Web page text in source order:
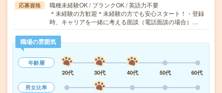
応募資格
職種未経験OK / ブランクOK / 英語力不要
＊未経験の方歓迎＊未経験の方でも安心スタート！・登録
時、キャリアを一緒に考える面談（電話面談の場合）…
職場の雰囲気
年齢層
20代
30代 40代 50代
60代
男女比率